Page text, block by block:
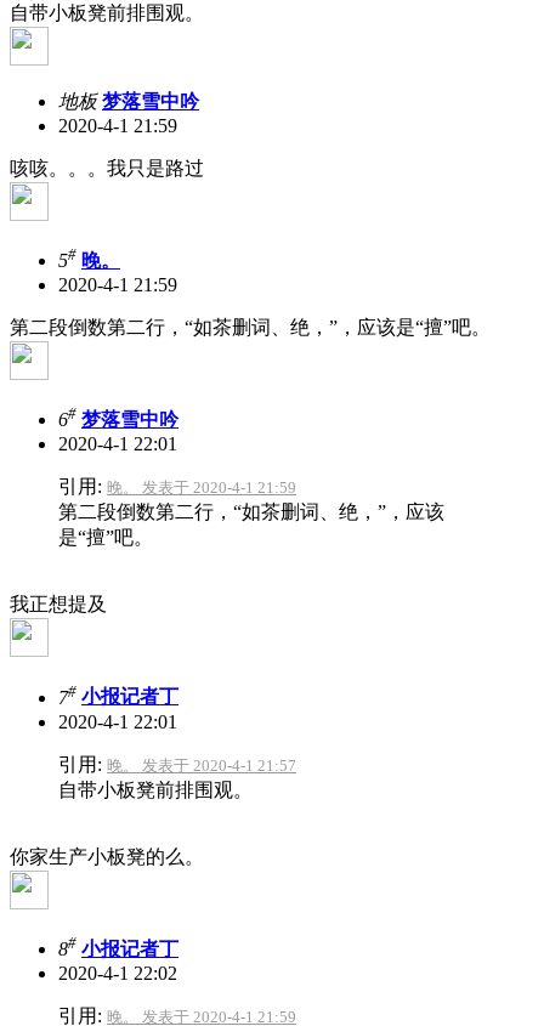
自带小板凳前排围观。
地板 梦落雪中吟
2020-4-1 21:59
咳咳。。。我只是路过
5# 晚。
2020-4-1 21:59
第二段倒数第二行，“如茶删词、绝，”，应该是“擅”吧。
6# 梦落雪中吟
2020-4-1 22:01
引用: 晚。 发表于 2020-4-1 21:59
第二段倒数第二行，“如茶删词、绝，”，应该
是“擅”吧。
我正想提及
7# 小报记者丁
2020-4-1 22:01
引用: 晚。 发表于 2020-4-1 21:57
自带小板凳前排围观。
你家生产小板凳的么。
8# 小报记者丁
2020-4-1 22:02
引用: 晚。 发表于 2020-4-1 21:59